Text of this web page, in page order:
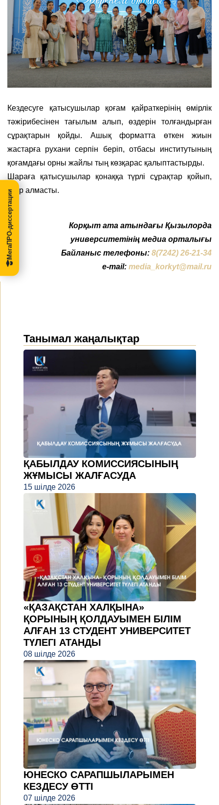
Кездесуге қатысушылар қоғам қайраткерінің өмірлік
тәжірибесінен тағылым алып, өздерін толғандырған
сұрақтарын қойды. Ашық форматта өткен жиын
жастарға рухани серпін беріп, отбасы институтының
қоғамдағы орны жайлы тың көзқарас қалыптастырды.
Шараға қатысушылар қонаққа түрлі сұрақтар қойып,
пікір алмасты.
Корқыт ата атындағы Қызылорда
университетінің медиа орталығы
Байланыс телефоны: 8(7242) 26-21-34
e-mail: media_korkyt@mail.ru
Танымал жаңалықтар
ҚАБЫЛДАУ КОМИССИЯСЫНЫҢ
ЖҰМЫСЫ ЖАЛҒАСУДА
15 шілде 2026
«ҚАЗАҚСТАН ХАЛҚЫНА»
ҚОРЫНЫҢ ҚОЛДАУЫМЕН БІЛІМ
АЛҒАН 13 СТУДЕНТ УНИВЕРСИТЕТ
ТҮЛЕГІ АТАНДЫ
08 шілде 2026
ЮНЕСКО САРАПШЫЛАРЫМЕН
КЕЗДЕСУ ӨТТІ
07 шілде 2026
МегаПРО-диссертации